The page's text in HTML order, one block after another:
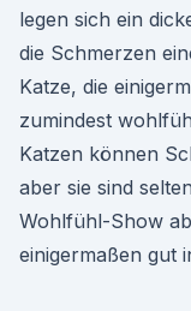
legen sich ein
die Schmerzen
Katze, die
zumindest
Katzen können
aber sie sind
Wohlfühl-Show
einigermaßen gut